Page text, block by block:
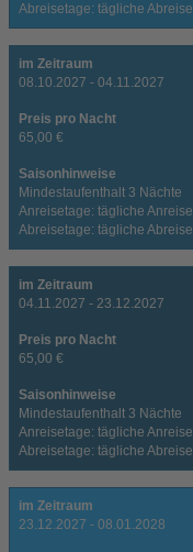
Abreisetage: tägliche Abreise
im Zeitraum
08.10.2027 - 04.11.2027
Preis pro Nacht
65,00 €
Saisonhinweise
Mindestaufenthalt 3 Nächte
Anreisetage: tägliche Anreise
Abreisetage: tägliche Abreise
im Zeitraum
04.11.2027 - 23.12.2027
Preis pro Nacht
65,00 €
Saisonhinweise
Mindestaufenthalt 3 Nächte
Anreisetage: tägliche Anreise
Abreisetage: tägliche Abreise
im Zeitraum
23.12.2027 - 08.01.2028